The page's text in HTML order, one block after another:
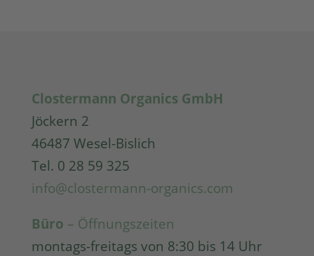
Clostermann Organics GmbH
Jöckern 2
46487 Wesel-Bislich
Tel. 0 28 59 325
info@clostermann-organics.com
Büro – Öffnungszeiten
montags-freitags von 8:30 bis 14 Uhr